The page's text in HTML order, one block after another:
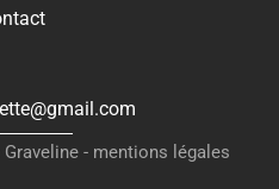
- mentions légales